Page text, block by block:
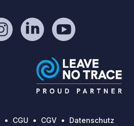
CGU CGV Datenschutz